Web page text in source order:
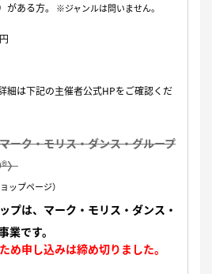
がある方。
※ジャンルは問いません。
細は下記の主催者公式HPをご確認くだ
ーク・モリス・ダンス・グループ
〉
ップページ）
プは、マーク・モリス・ダンス・
業です。
め申し込みは締め切りました。